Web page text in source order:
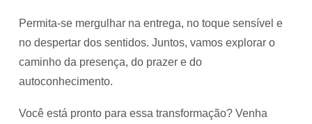
Permita-se mergulhar na entrega, no toque sensível e
no despertar dos sentidos. Juntos, vamos explorar o
caminho da presença, do prazer e do
autoconhecimento.
Você está pronto para essa transformação? Venha